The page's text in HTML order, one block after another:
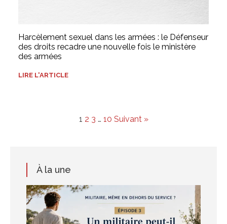
Harcèlement sexuel dans les armées : le Défenseur
des droits recadre une nouvelle fois le ministère
des armées
LIRE L'ARTICLE
1 2 3 … 10 Suivant »
À la une